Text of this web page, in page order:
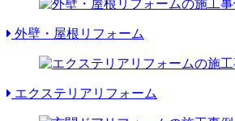
外壁・屋根リフォーム
エクステリアリフォーム